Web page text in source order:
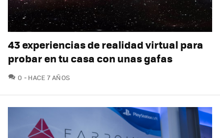
43 experiencias de realidad virtual para
probar en tu casa con unas gafas
0 COMENTARIOS
HACE 7 AÑOS